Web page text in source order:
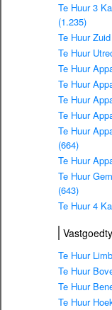
Te Huur 3
(1.235)
Te Huur
Te Huur
Te Huur
Te Huur
Te Huur
Te Huur
Te Huur
(664)
Te Huur
Te Huur
(643)
Te Huur 4
Te Huur
Te Huur
Te Huur
Te Huur